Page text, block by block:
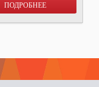
ПОДРОБНЕЕ